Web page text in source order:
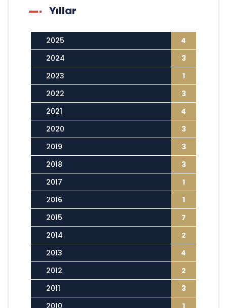
Yıllar
2025
4
2024
3
2023
1
2022
3
2021
4
2020
3
2019
3
2018
3
2017
1
2016
1
2015
7
2014
2
2013
4
2012
2
2011
3
2010
1